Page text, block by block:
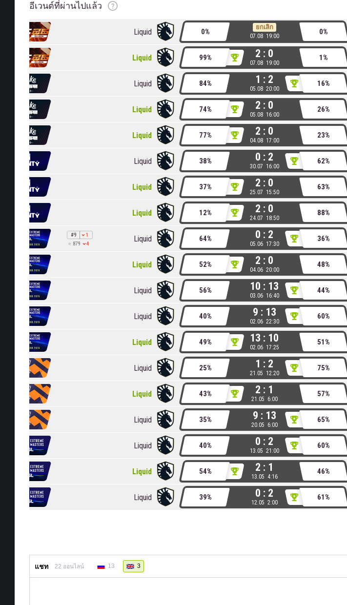
อีเวนต์ที่ผ่านไปแล้ว
Liquid 0%
ยกเลิก
07.08 19:00 0%
Liquid 99% 2 : 0
07.08 19:00
1%
Liquid 84% 1 : 2
05.08 20:00
16%
Liquid 74% 2 : 0
05.08 16:00
26%
Liquid 77% 2 : 0
04.08 17:00
23%
Liquid 38% 0 : 2
30.07 16:00
62%
Liquid 37% 2 : 0
25.07 15:50
63%
Liquid 12% 2 : 0
24.07 18:50
88%
#9
1
879
4
Liquid 64% 0 : 2
05.06 17:30
36%
Liquid 52% 2 : 0
04.06 20:00
48%
Liquid 56% 10 : 13
03.06 16:40
44%
Liquid 40% 9 : 13
02.06 22:30
60%
Liquid 49% 13 : 10
02.06 17:25
51%
Liquid 25% 1 : 2
21.05 12:20
75%
Liquid 43% 2 : 1
21.05 6:00
57%
Liquid 35% 9 : 13
20.05 6:00
65%
Liquid 40% 0 : 2
13.05 21:00
60%
Liquid 54% 2 : 1
13.05 4:16
46%
Liquid 39% 0 : 2
12.05 2:00
61%
แชท 22 ออนไลน์ 13 3